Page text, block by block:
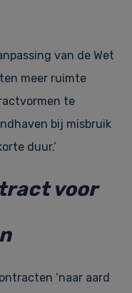
van de Wet
meer ruimte
te
bij misbruik
duur.’
voor
‘naar aard